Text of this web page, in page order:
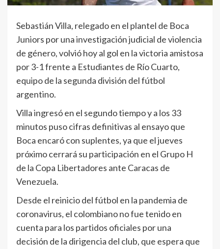
Sebastián Villa, relegado en el plantel de Boca
Juniors por una investigación judicial de violencia
de género, volvió hoy al gol en la victoria amistosa
por 3-1 frente a Estudiantes de Río Cuarto,
equipo de la segunda división del fútbol
argentino.
Villa ingresó en el segundo tiempo y a los 33
minutos puso cifras definitivas al ensayo que
Boca encaró con suplentes, ya que el jueves
próximo cerrará su participación en el Grupo H
de la Copa Libertadores ante Caracas de
Venezuela.
Desde el reinicio del fútbol en la pandemia de
coronavirus, el colombiano no fue tenido en
cuenta para los partidos oficiales por una
decisión de la dirigencia del club, que espera que